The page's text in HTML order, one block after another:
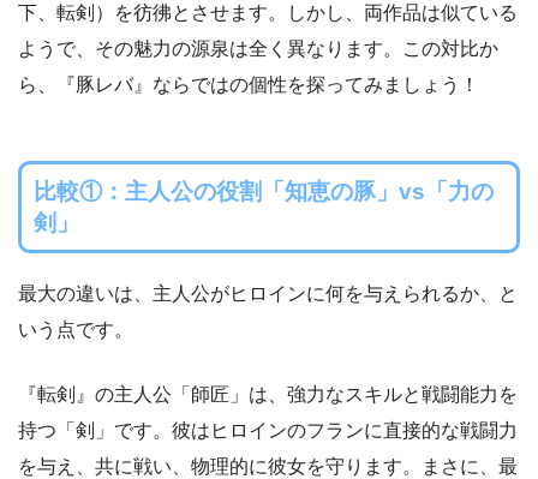
下、転剣）を彷彿とさせます。しかし、両作品は似ている
ようで、その魅力の源泉は全く異なります。この対比か
ら、『豚レバ』ならではの個性を探ってみましょう！
比較①：主人公の役割「知恵の豚」vs「力の
剣」
最大の違いは、主人公がヒロインに何を与えられるか、と
いう点です。
『転剣』の主人公「師匠」は、強力なスキルと戦闘能力を
持つ「剣」です。彼はヒロインのフランに直接的な戦闘力
を与え、共に戦い、物理的に彼女を守ります。まさに、最